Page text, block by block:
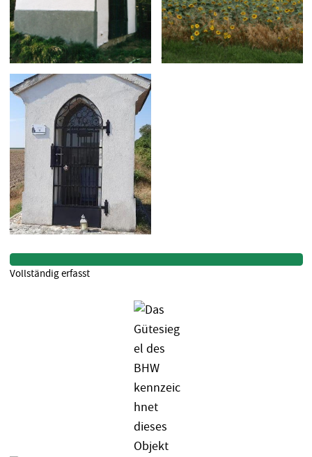
Vollständig erfasst